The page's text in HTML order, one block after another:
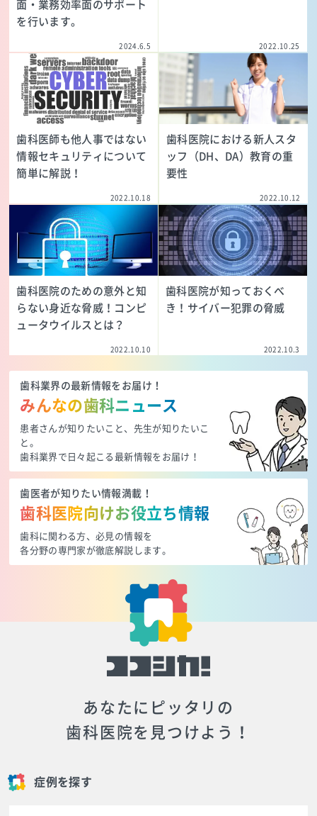
面・業務効率面のサポート
を行います。
2024.6.5 2022.10.25
歯科医師も他人事ではない
情報セキュリティについて
簡単に解説！
2022.10.18
歯科医院における新人スタ
ッフ（DH、DA）教育の重
要性
2022.10.12
歯科医院のための意外と知
らない身近な脅威！コンピ
ュータウイルスとは？
2022.10.10
歯科医院が知っておくべ
き！サイバー犯罪の脅威
2022.10.3
歯科業界の最新情報をお届け！
みんなの歯科ニュース
患者さんが知りたいこと、先生が知りたいこ
と。
歯科業界で日々起こる最新情報をお届け！
歯医者が知りたい情報満載！
歯科医院向けお役立ち情報
歯科に関わる方、必見の情報を
各分野の専門家が徹底解説します。
あなたにピッタリの
歯科医院を見つけよう！
症例を探す